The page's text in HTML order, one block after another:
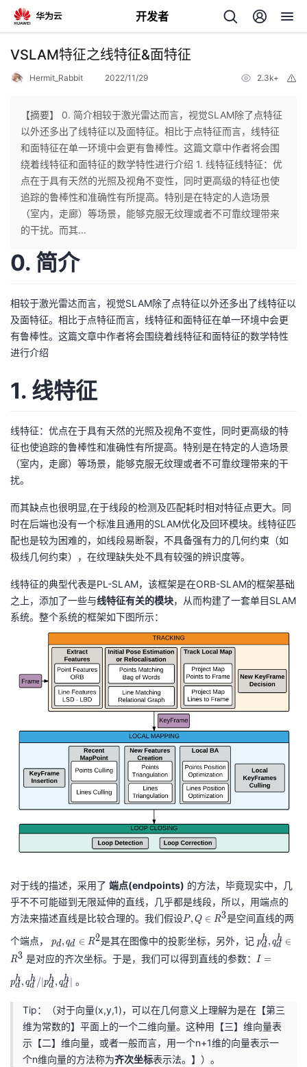
开发者
返
个
人
主
页
我
的
开
发
者
的
博
客
我
的
论
我
的
子
我
直
播
的
活
我
的
我
的
学
程
认
的
验
我
收
我
Programs
持
技
支
持
的
声
建
议
VSLAM特征之线特征&面特征
Hermit_Rabbit 2022/11/29 2.3k+
【摘要】 0. 简介相较于激光雷达而言，视觉SLAM除了点特征
以外还多出了线特征以及面特征。相比于点特征而言，线特征
和面特征在单一环境中会更有鲁棒性。这篇文章中作者将会围
绕着线特征和面特征的数学特性进行介绍 1. 线特征线特征：优
点在于具有天然的光照及视角不变性，同时更高级的特征也使
追踪的鲁棒性和准确性有所提高。特别是在特定的人造场景
（室内，走廊）等场景，能够克服无纹理或者不可靠纹理带来
的干扰。而其...
0. 简介
相较于激光雷达而言，视觉SLAM除了点特征以外还多出了线特征以
及面特征。相比于点特征而言，线特征和面特征在单一环境中会更
有鲁棒性。这篇文章中作者将会围绕着线特征和面特征的数学特性
进行介绍
1. 线特征
线特征：优点在于具有天然的光照及视角不变性，同时更高级的特
征也使追踪的鲁棒性和准确性有所提高。特别是在特定的人造场景
（室内，走廊）等场景，能够克服无纹理或者不可靠纹理带来的干
扰。
而其缺点也很明显,在于线段的检测及匹配耗时相对特征点更大。同
时在后端也没有一个标准且通用的SLAM优化及回环模块。线特征匹
配也是较为困难的，如线段易断裂，不具备强有力的几何约束（如
极线几何约束），在纹理缺失处不具有较强的辨识度等。
线特征的典型代表是PL-SLAM，该框架是在ORB-SLAM的框架基础
之上，添加了一些与线特征有关的模块，从而构建了一套单目SLAM
系统。整个系统的框架如下图所示：
对于线的描述，采用了 端点(endpoints) 的方法，毕竟现实中，几
乎不不可能碰到无限延伸的直线，几乎都是线段，所以，用端点的
方法来描述直线是比较合理的。我们假设P
,
Q
^
3
P, Q ∈ R3是空间直线的两
个端点，
_
,
_
d
\
pd, qd ∈ R2是其在图像中的投影坐标，另外，记
_
q
_
pd
h, qd
h ∈
R3 是对应的齐次坐标。于是，我们可以得到直线的参数：I
d
^
I =
pd
h, qd
h/ pd
h, qd
h 。
Tip：（对于向量(x,y,1)，可以在几何意义上理解为是在【第三
维为常数的】平面上的一个二维向量。这种用【三】维向量表
示【二】维向量，或者一般而言，用一个n+1维的向量表示一
个n维向量的方法称为齐次坐标表示法。】）。